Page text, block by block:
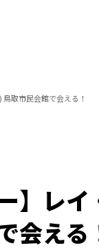
取市民会館で会える！
】レ
える